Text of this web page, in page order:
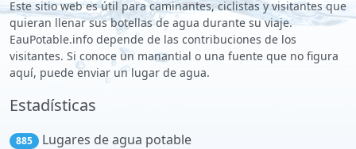
Este sitio web es útil para caminantes, ciclistas y visitantes que
quieran llenar sus botellas de agua durante su viaje.
EauPotable.info depende de las contribuciones de los
visitantes. Si conoce un manantial o una fuente que no figura
aquí, puede enviar un lugar de agua.
Estadísticas
885 Lugares de agua potable